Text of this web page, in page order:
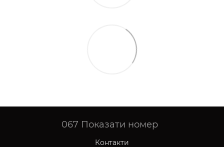
067 Показати номер
Контакти